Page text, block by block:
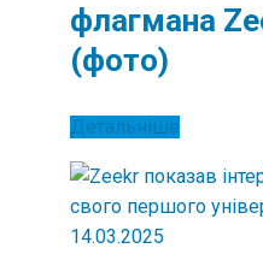
флагмана
(фото)
Детальніше
14.03.2025